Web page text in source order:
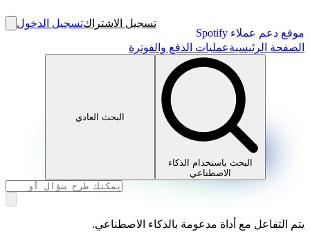
موقع دعم عملاء Spotify
تسجيل الاشتراكتسجيل الدخول
الصفحة الرئيسيةعمليات الدفع والفوترة
البحث باستخدام الذكاء
الاصطناعي
البحث العادي
يتم التفاعل مع أداة مدعومة بالذكاء الاصطناعي.